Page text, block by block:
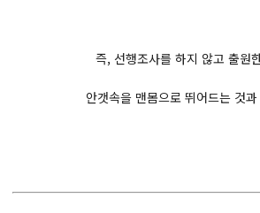
즉, 선행조사를 하지 않고 출원
안갯속을 맨몸으로 뛰어드는 것